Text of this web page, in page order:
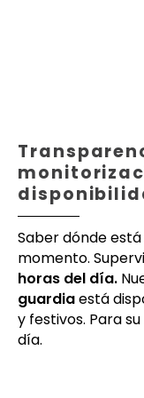
Saber dónde
momento.
horas del día.
guardiaestá
y festivos. Para
día.